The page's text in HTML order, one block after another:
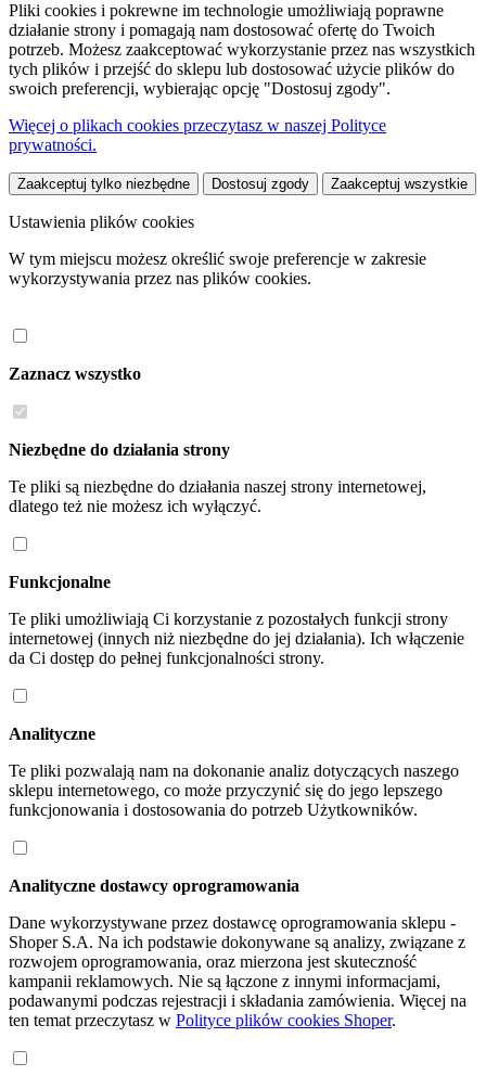
Pliki cookies i pokrewne im technologie umożliwiają poprawne
działanie strony i pomagają nam dostosować ofertę do Twoich
potrzeb. Możesz zaakceptować wykorzystanie przez nas wszystkich
tych plików i przejść do sklepu lub dostosować użycie plików do
swoich preferencji, wybierając opcję "Dostosuj zgody".
Więcej o plikach cookies przeczytasz w naszej Polityce
prywatności.
Zaakceptuj tylko niezbędne Dostosuj zgody Zaakceptuj wszystkie
Ustawienia plików cookies
W tym miejscu możesz określić swoje preferencje w zakresie
wykorzystywania przez nas plików cookies.
Zaznacz wszystko
Niezbędne do działania strony
Te pliki są niezbędne do działania naszej strony internetowej,
dlatego też nie możesz ich wyłączyć.
Funkcjonalne
Te pliki umożliwiają Ci korzystanie z pozostałych funkcji strony
internetowej (innych niż niezbędne do jej działania). Ich włączenie
da Ci dostęp do pełnej funkcjonalności strony.
Analityczne
Te pliki pozwalają nam na dokonanie analiz dotyczących naszego
sklepu internetowego, co może przyczynić się do jego lepszego
funkcjonowania i dostosowania do potrzeb Użytkowników.
Analityczne dostawcy oprogramowania
Dane wykorzystywane przez dostawcę oprogramowania sklepu -
Shoper S.A. Na ich podstawie dokonywane są analizy, związane z
rozwojem oprogramowania, oraz mierzona jest skuteczność
kampanii reklamowych. Nie są łączone z innymi informacjami,
podawanymi podczas rejestracji i składania zamówienia. Więcej na
ten temat przeczytasz w Polityce plików cookies Shoper.